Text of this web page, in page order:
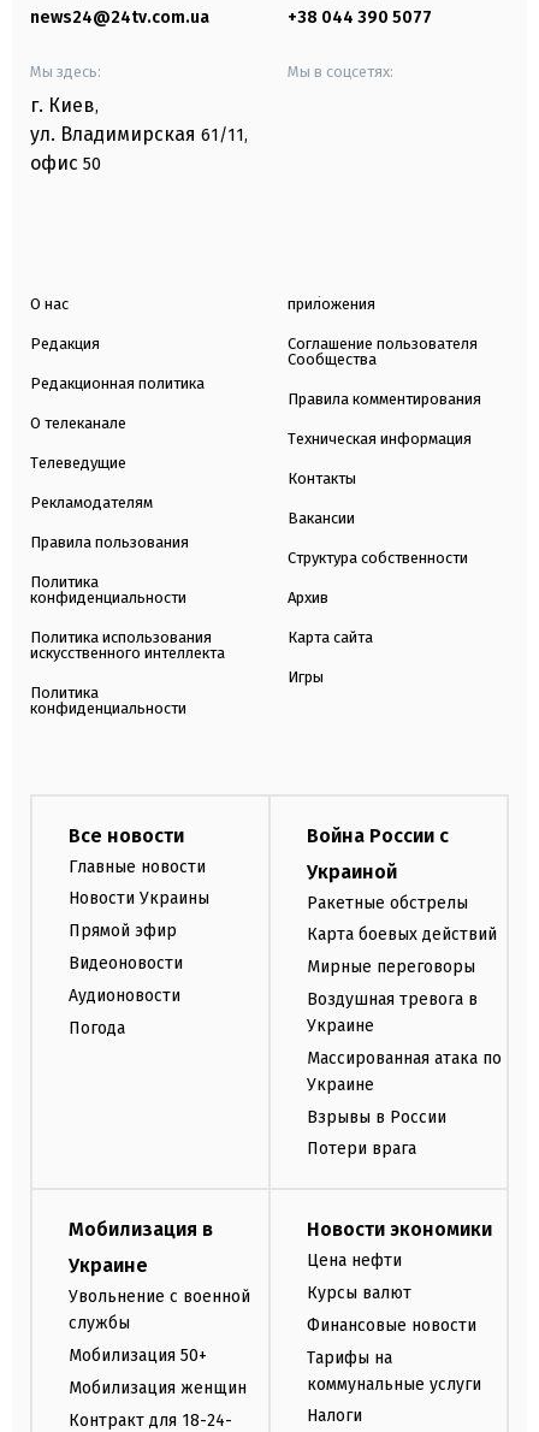
news24@24tv.com.ua +38 044 390 5077
Мы здесь:
г. Киев,
ул. Владимирская 61/11,
офис 50
Мы в соцсетях:
О нас
Редакция
Редакционная политика
О телеканале
Телеведущие
Рекламодателям
Правила пользования
Политика
конфиденциальности
Политика использования
искусственного интеллекта
Политика
конфиденциальности
приложения
Соглашение пользователя
Сообщества
Правила комментирования
Техническая информация
Контакты
Вакансии
Структура собственности
Архив
Карта сайта
Игры
Все новости
Главные новости
Новости Украины
Прямой эфир
Видеоновости
Аудионовости
Погода
Война России с
Украиной
Ракетные обстрелы
Карта боевых действий
Мирные переговоры
Воздушная тревога в
Украине
Массированная атака по
Украине
Взрывы в России
Потери врага
Мобилизация в
Украине
Увольнение с военной
службы
Мобилизация 50+
Мобилизация женщин
Контракт для 18-24-
Новости экономики
Цена нефти
Курсы валют
Финансовые новости
Тарифы на
коммунальные услуги
Налоги